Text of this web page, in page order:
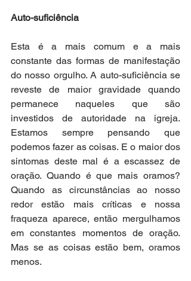
Auto-suficiência
Esta é a mais comum e a mais
constante das formas de manifestação
do nosso orgulho. A auto-suficiência se
reveste de maior gravidade quando
permanece naqueles que são
investidos de autoridade na igreja.
Estamos sempre pensando que
podemos fazer as coisas. E o maior dos
sintomas deste mal é a escassez de
oração. Quando é que mais oramos?
Quando as circunstâncias ao nosso
redor estão mais críticas e nossa
fraqueza aparece, então mergulhamos
em constantes momentos de oração.
Mas se as coisas estão bem, oramos
menos.